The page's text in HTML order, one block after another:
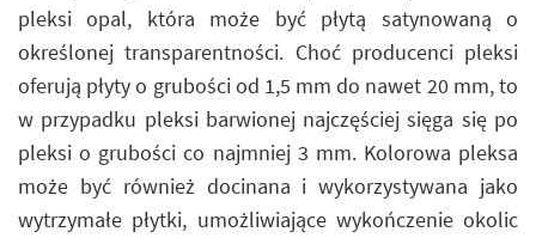
pleksi opal, która może być płytą satynowaną o
określonej transparentności. Choć producenci pleksi
oferują płyty o grubości od 1,5 mm do nawet 20 mm, to
w przypadku pleksi barwionej najczęściej sięga się po
pleksi o grubości co najmniej 3 mm. Kolorowa pleksa
może być również docinana i wykorzystywana jako
wytrzymałe płytki, umożliwiające wykończenie okolic